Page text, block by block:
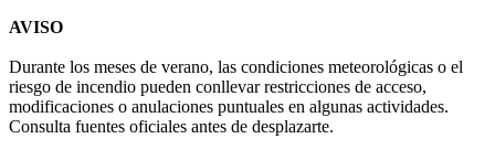
AVISO
Durante los meses de verano, las condiciones meteorológicas o el
riesgo de incendio pueden conllevar restricciones de acceso,
modificaciones o anulaciones puntuales en algunas actividades.
Consulta fuentes oficiales antes de desplazarte.